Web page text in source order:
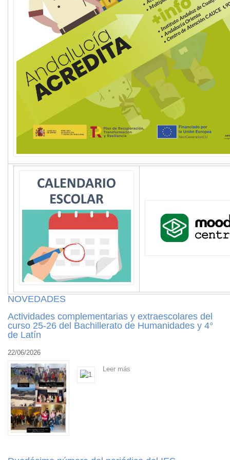
NOVEDADES
Actividades complementarias y extraescolares del
curso 25-26 del Bachillerato de Humanidades y 4°
de Latín
22/06/2026
Leer más